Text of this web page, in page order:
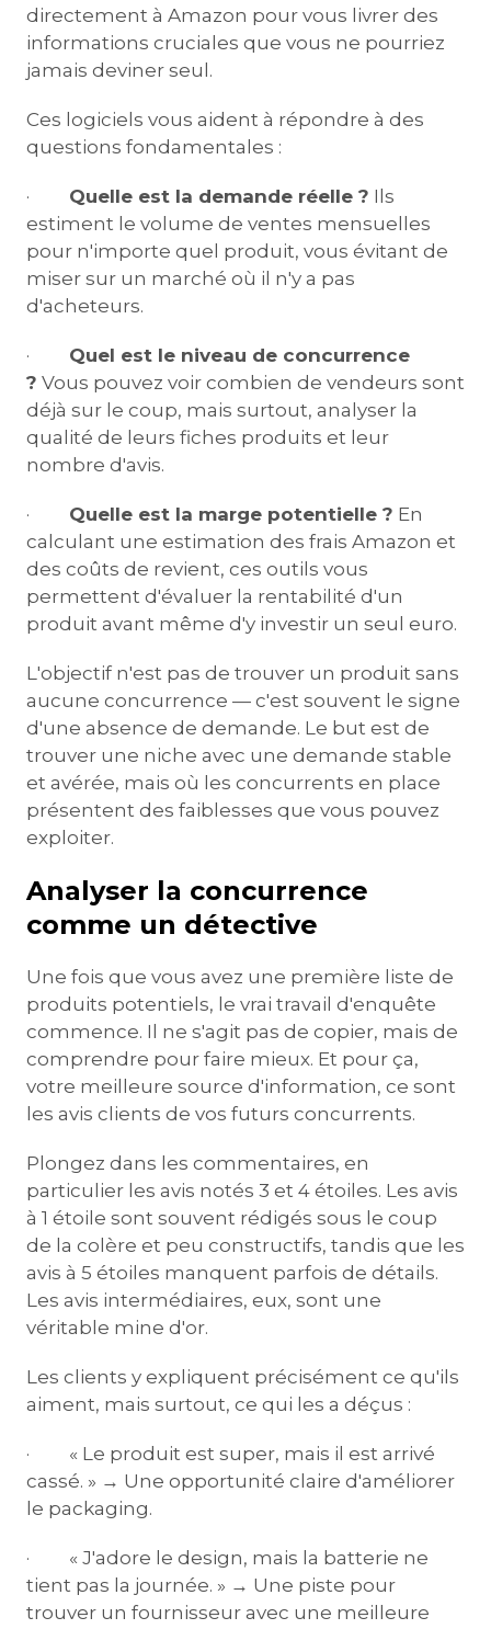
directement à Amazon pour vous livrer des
informations cruciales que vous ne pourriez
jamais deviner seul.
Ces logiciels vous aident à répondre à des
questions fondamentales :
· Quelle est la demande réelle ? Ils
estiment le volume de ventes mensuelles
pour n'importe quel produit, vous évitant de
miser sur un marché où il n'y a pas
d'acheteurs.
· Quel est le niveau de concurrence
? Vous pouvez voir combien de vendeurs sont
déjà sur le coup, mais surtout, analyser la
qualité de leurs fiches produits et leur
nombre d'avis.
· Quelle est la marge potentielle ? En
calculant une estimation des frais Amazon et
des coûts de revient, ces outils vous
permettent d'évaluer la rentabilité d'un
produit avant même d'y investir un seul euro.
L'objectif n'est pas de trouver un produit sans
aucune concurrence — c'est souvent le signe
d'une absence de demande. Le but est de
trouver une niche avec une demande stable
et avérée, mais où les concurrents en place
présentent des faiblesses que vous pouvez
exploiter.
Analyser la concurrence
comme un détective
Une fois que vous avez une première liste de
produits potentiels, le vrai travail d'enquête
commence. Il ne s'agit pas de copier, mais de
comprendre pour faire mieux. Et pour ça,
votre meilleure source d'information, ce sont
les avis clients de vos futurs concurrents.
Plongez dans les commentaires, en
particulier les avis notés 3 et 4 étoiles. Les avis
à 1 étoile sont souvent rédigés sous le coup
de la colère et peu constructifs, tandis que les
avis à 5 étoiles manquent parfois de détails.
Les avis intermédiaires, eux, sont une
véritable mine d'or.
Les clients y expliquent précisément ce qu'ils
aiment, mais surtout, ce qui les a déçus :
· « Le produit est super, mais il est arrivé
cassé. » → Une opportunité claire d'améliorer
le packaging.
· « J'adore le design, mais la batterie ne
tient pas la journée. » → Une piste pour
trouver un fournisseur avec une meilleure